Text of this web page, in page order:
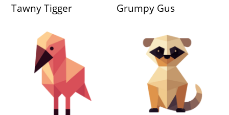
Tawny Tigger Grumpy Gus